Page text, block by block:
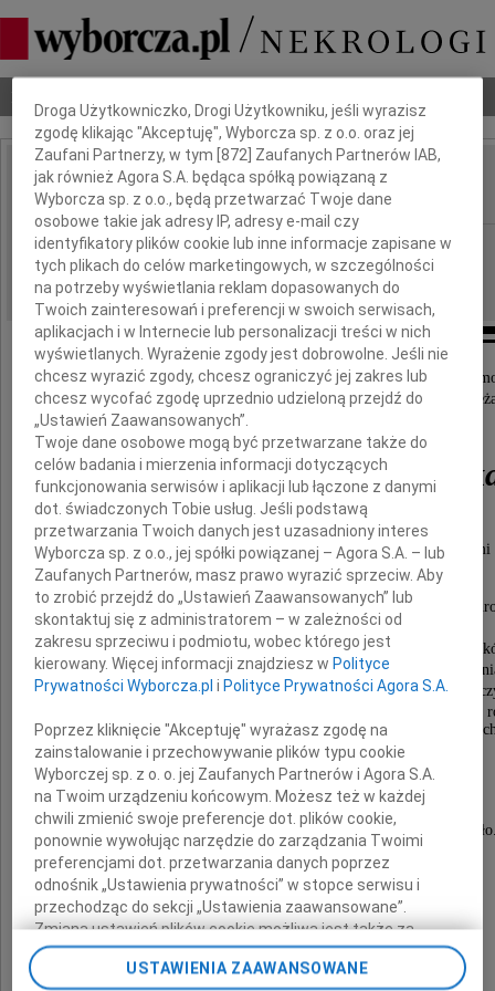
IMIĘ I NAZWISKO: Małgorzata Tomżyńska
REGION: Częstochowa
DATA EMISJI: 09.04.2021
Z głębokim żalem i smutkiem przyjęliśmy
że w dniu 1 kwietnia 2021 roku zmarła nasza
Małgorzata
wieloletni członek Towarzystwa Opieki nad Zwierzętami
Oddział w Częstochowie.
W latach 1991 2010 pełniła funkcję Kierownika
dla Bezdomnych Zwierząt w Częstochowie.
Z wielkim oddaniem angażowała się w poprawę
zwierząt w częstochowskim Schronisku. Od kilku lat
Inspektora Ochrony Zwierząt TOZ aktywnie
o przestrzeganie praw zwierząt. Od 2019 roku pełniła
funkcję Sekretarza Zarządu Oddziału TOZ w
Była skromną, ale odważną Koleżanką
i sumiennym pracownikiem Schroniska.
Będzie nam Ciebie, Małgosiu, bardzo
Rodzinie i Bliskim
wyrazy szczerego współczucia
Dbamy o Twoją prywatność
Droga Użytkowniczko, Drogi Użytkowniku, jeśli wyrazisz
zgodę klikając "Akceptuję", Wyborcza sp. z o.o. oraz jej
Zaufani Partnerzy, w tym [872] Zaufanych Partnerów IAB,
jak również Agora S.A. będąca spółką powiązaną z
Wyborcza sp. z o.o., będą przetwarzać Twoje dane
osobowe takie jak adresy IP, adresy e-mail czy
identyfikatory plików cookie lub inne informacje zapisane w
tych plikach do celów marketingowych, w szczególności
na potrzeby wyświetlania reklam dopasowanych do
Twoich zainteresowań i preferencji w swoich serwisach,
aplikacjach i w Internecie lub personalizacji treści w nich
wyświetlanych. Wyrażenie zgody jest dobrowolne. Jeśli nie
chcesz wyrazić zgody, chcesz ograniczyć jej zakres lub
chcesz wycofać zgodę uprzednio udzieloną przejdź do
„Ustawień Zaawansowanych”.
Twoje dane osobowe mogą być przetwarzane także do
celów badania i mierzenia informacji dotyczących
funkcjonowania serwisów i aplikacji lub łączone z danymi
dot. świadczonych Tobie usług. Jeśli podstawą
przetwarzania Twoich danych jest uzasadniony interes
Wyborcza sp. z o.o., jej spółki powiązanej – Agora S.A. – lub
Zaufanych Partnerów, masz prawo wyrazić sprzeciw. Aby
to zrobić przejdź do „Ustawień Zaawansowanych” lub
skontaktuj się z administratorem – w zależności od
zakresu sprzeciwu i podmiotu, wobec którego jest
kierowany. Więcej informacji znajdziesz wPolityce
Prywatności Wyborcza.pl iPolityce Prywatności Agora S.A.
Poprzez kliknięcie "Akceptuję" wyrażasz zgodę na
zainstalowanie i przechowywanie plików typu cookie
Wyborczej sp. z o. o. jej Zaufanych Partnerów i Agora S.A.
na Twoim urządzeniu końcowym. Możesz też w każdej
chwili zmienić swoje preferencje dot. plików cookie,
ponownie wywołując narzędzie do zarządzania Twoimi
preferencjami dot. przetwarzania danych poprzez
odnośnik „Ustawienia prywatności” w stopce serwisu i
przechodząc do sekcji „Ustawienia zaawansowane”.
Zmiana ustawień plików cookie możliwa jest także za
pomocą ustawień przeglądarki.
USTAWIENIA ZAAWANSOWANE